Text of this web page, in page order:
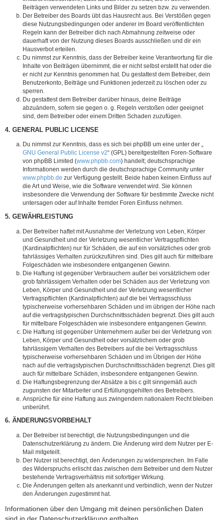
Beiträgen verwendeten Links und Bilder zu setzen bzw. zu verwenden.
Der Betreiber des Boards übt das Hausrecht aus. Bei Verstößen gegen
diese Nutzungsbedingungen oder anderer im Board veröffentlichten
Regeln kann der Betreiber dich nach Abmahnung zeitweise oder
dauerhaft von der Nutzung dieses Boards ausschließen und dir ein
Hausverbot erteilen.
Du nimmst zur Kenntnis, dass der Betreiber keine Verantwortung für die
Inhalte von Beiträgen übernimmt, die er nicht selbst erstellt hat oder die
er nicht zur Kenntnis genommen hat. Du gestattest dem Betreiber, dein
Benutzerkonto, Beiträge und Funktionen jederzeit zu löschen oder zu
sperren.
Du gestattest dem Betreiber darüber hinaus, deine Beiträge
abzuändern, sofern sie gegen o. g. Regeln verstoßen oder geeignet
sind, dem Betreiber oder einem Dritten Schaden zuzufügen.
4. GENERAL PUBLIC LICENSE
Du nimmst zur Kenntnis, dass es sich bei phpBB um eine unter der „
GNU General Public License v2“ (GPL) bereitgestellten Foren-Software
von phpBB Limited (www.phpbb.com) handelt; deutschsprachige
Informationen werden durch die deutschsprachige Community unter
www.phpbb.de zur Verfügung gestellt. Beide haben keinen Einfluss auf
die Art und Weise, wie die Software verwendet wird. Sie können
insbesondere die Verwendung der Software für bestimmte Zwecke nicht
untersagen oder auf Inhalte fremder Foren Einfluss nehmen.
5. GEWÄHRLEISTUNG
Der Betreiber haftet mit Ausnahme der Verletzung von Leben, Körper
und Gesundheit und der Verletzung wesentlicher Vertragspflichten
(Kardinalpflichten) nur für Schäden, die auf ein vorsätzliches oder grob
fahrlässiges Verhalten zurückzuführen sind. Dies gilt auch für mittelbare
Folgeschäden wie insbesondere entgangenen Gewinn.
Die Haftung ist gegenüber Verbrauchern außer bei vorsätzlichem oder
grob fahrlässigem Verhalten oder bei Schäden aus der Verletzung von
Leben, Körper und Gesundheit und der Verletzung wesentlicher
Vertragspflichten (Kardinalpflichten) auf die bei Vertragsschluss
typischerweise vorhersehbaren Schäden und im übrigen der Höhe nach
auf die vertragstypischen Durchschnittsschäden begrenzt. Dies gilt auch
für mittelbare Folgeschäden wie insbesondere entgangenen Gewinn.
Die Haftung ist gegenüber Unternehmern außer bei der Verletzung von
Leben, Körper und Gesundheit oder vorsätzlichem oder grob
fahrlässigem Verhalten des Betreibers auf die bei Vertragsschluss
typischerweise vorhersehbaren Schäden und im Übrigen der Höhe
nach auf die vertragstypischen Durchschnittsschäden begrenzt. Dies gilt
auch für mittelbare Schäden, insbesondere entgangenen Gewinn.
Die Haftungsbegrenzung der Absätze a bis c gilt sinngemäß auch
zugunsten der Mitarbeiter und Erfüllungsgehilfen des Betreibers.
Ansprüche für eine Haftung aus zwingendem nationalem Recht bleiben
unberührt.
6. ÄNDERUNGSVORBEHALT
Der Betreiber ist berechtigt, die Nutzungsbedingungen und die
Datenschutzerklärung zu ändern. Die Änderung wird dem Nutzer per E-
Mail mitgeteilt.
Der Nutzer ist berechtigt, den Änderungen zu widersprechen. Im Falle
des Widerspruchs erlischt das zwischen dem Betreiber und dem Nutzer
bestehende Vertragsverhältnis mit sofortiger Wirkung.
Die Änderungen gelten als anerkannt und verbindlich, wenn der Nutzer
den Änderungen zugestimmt hat.
Informationen über den Umgang mit deinen persönlichen Daten
sind in der Datenschutzerklärung enthalten.